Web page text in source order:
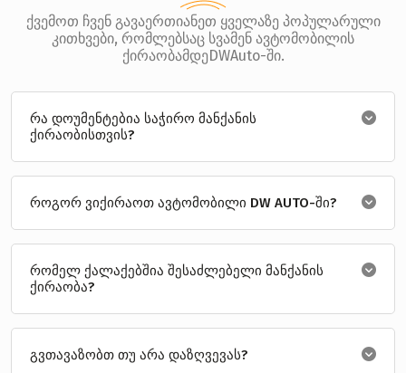
ქვემოთ ჩვენ გავაერთიანეთ ყველაზე პოპულარული
კითხვები, რომლებსაც სვამენ ავტომობილის
ქირაობამდეDWAuto-ში.
რა დოუმენტებია საჭირო მანქანის
ქირაობისთვის?
როგორ ვიქირაოთ ავტომობილი DW AUTO-ში?
რომელ ქალაქებშია შესაძლებელი მანქანის
ქირაობა?
გვთავაზობთ თუ არა დაზღვევას?